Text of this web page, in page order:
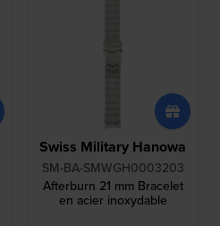
Swiss Military Hanowa
SM-BA-SMWGH0003203
Afterburn 21 mm Bracelet
en acier inoxydable